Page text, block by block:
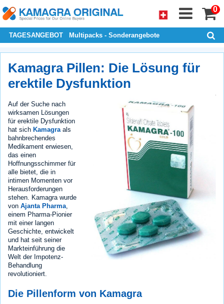
0
TAGESANGEBOT Multipacks - Sonderangebote
Kamagra Pillen: Die Lösung für
erektile Dysfunktion
Auf der Suche nach
wirksamen Lösungen
für erektile Dysfunktion
hat sich Kamagra als
bahnbrechendes
Medikament erwiesen,
das einen
Hoffnungsschimmer für
alle bietet, die in
intimen Momenten vor
Herausforderungen
stehen. Kamagra wurde
von Ajanta Pharma
einem Pharma-Pionier
mit einer langen
Geschichte, entwickelt
und hat seit seiner
Markteinführung die
Welt der Impotenz-
Behandlung
revolutioniert.
Die Pillenform von Kamagra